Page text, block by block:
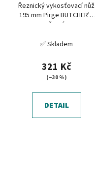
Řeznický vykosťovací nůž
195 mm Pirge BUTCHER'S
černý
✅ Skladem
321 Kč
(–30 %)
DETAIL